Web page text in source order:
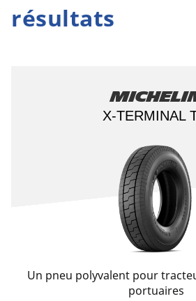
résultats
X-TERMINAL
Un pneu polyvalent pour
portuaires